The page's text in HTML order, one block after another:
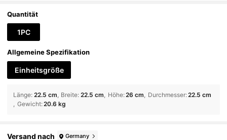
oka (Schwarz) Jungen-Valentinstag-Herz-Damen-V
alentinstag
Quantität
1PC
Allgemeine Spezifikation
Einheitsgröße
Länge: 22.5 cm Breite: 22.5 cm Höhe:26 cm Durchmesser:22.5 cm
Gewicht:20.6 kg
Versand nach Germany